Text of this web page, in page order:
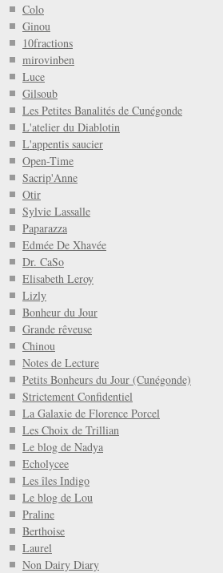
Colo
Ginou
10fractions
mirovinben
Luce
Gilsoub
Les Petites Banalités de Cunégonde
L'atelier du Diablotin
L'appentis saucier
Open-Time
Sacrip'Anne
Otir
Sylvie Lassalle
Paparazza
Edmée De Xhavée
Dr. CaSo
Elisabeth Leroy
Lizly
Bonheur du Jour
Grande rêveuse
Chinou
Notes de Lecture
Petits Bonheurs du Jour (Cunégonde)
Strictement Confidentiel
La Galaxie de Florence Porcel
Les Choix de Trillian
Le blog de Nadya
Echolycee
Les îles Indigo
Le blog de Lou
Praline
Berthoise
Laurel
Non Dairy Diary